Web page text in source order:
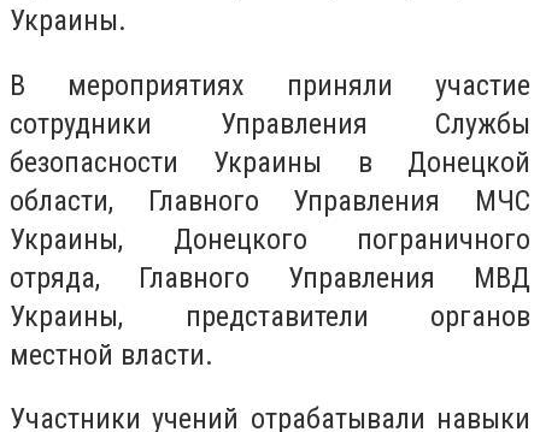
Украины.
В мероприятиях приняли участие
сотрудники Управления Службы
безопасности Украины в Донецкой
области, Главного Управления МЧС
Украины, Донецкого пограничного
отряда, Главного Управления МВД
Украины, представители органов
местной власти.
Участники учений отрабатывали навыки